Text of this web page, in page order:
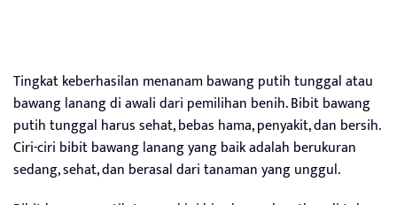
Tingkat keberhasilan menanam bawang putih tunggal atau
bawang lanang di awali dari pemilihan benih. Bibit bawang
putih tunggal harus sehat, bebas hama, penyakit, dan bersih.
Ciri-ciri bibit bawang lanang yang baik adalah berukuran
sedang, sehat, dan berasal dari tanaman yang unggul.